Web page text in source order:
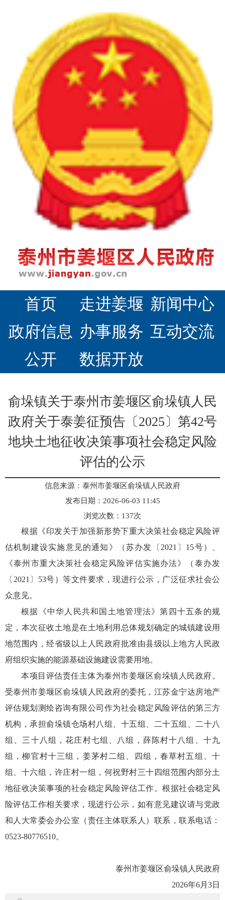
首页 走进姜堰 新闻中心
政府信息
公开
办事服务 互动交流
数据开放
俞垛镇关于泰州市姜堰区俞垛镇人民
政府关于泰姜征预告〔2025〕第42号
地块土地征收决策事项社会稳定风险
评估的公示
信息来源：泰州市姜堰区俞垛镇人民政府
发布日期：2026-06-03 11:45
浏览次数： 137次
根据《印发关于加强新形势下重大决策社会稳定风险评
估机制建设实施意见的通知》（苏办发〔2021〕15号）、
《泰州市重大决策社会稳定风险评估实施办法》（泰办发
〔2021〕53号）等文件要求，现进行公示，广泛征求社会公
众意见。
根据《中华人民共和国土地管理法》第四十五条的规
定，本次征收土地是在土地利用总体规划确定的城镇建设用
地范围内，经省级以上人民政府批准由县级以上地方人民政
府组织实施的能源基础设施建设需要用地。
本项目评估责任主体为泰州市姜堰区俞垛镇人民政府。
受泰州市姜堰区俞垛镇人民政府的委托，江苏金宁达房地产
评估规划测绘咨询有限公司作为社会稳定风险评估的第三方
机构，承担俞垛镇仓场村八组、十五组、二十五组、二十八
组、三十八组，花庄村七组、八组，薛陈村十八组、十九
组，柳官村十三组，姜茅村二组、四组，春草村五组、十
组、十六组，许庄村一组，何祝野村三十四组范围内部分土
地征收决策事项的社会稳定风险评估工作。根据社会稳定风
险评估工作相关要求，现进行公示，如有意见建议请与党政
和人大常委会办公室（责任主体联系人）联系，联系电话：
0523-80776510。
泰州市姜堰区俞垛镇人民政府
2026年6月3日